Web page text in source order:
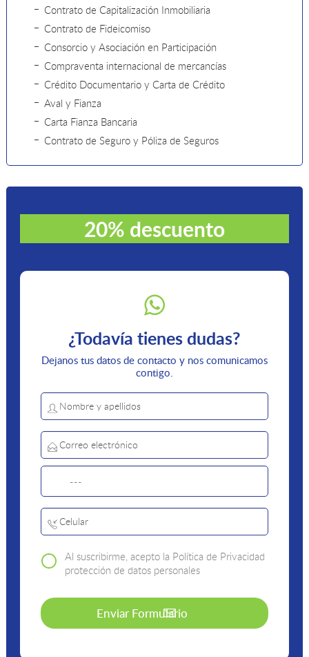
Contrato de Capitalización Inmobiliaria
Contrato de Fideicomiso
Consorcio y Asociación en Participación
Compraventa internacional de mercancías
Crédito Documentario y Carta de Crédito
Aval y Fianza
Carta Fianza Bancaria
Contrato de Seguro y Póliza de Seguros
20% descuento
¿Todavía tienes dudas?
Dejanos tus datos de contacto y nos comunicamos
contigo.
Al suscribirme, acepto la Política de Privacidad
protección de datos personales